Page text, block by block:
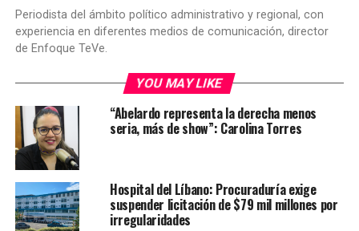
Periodista del ámbito político administrativo y regional, con
experiencia en diferentes medios de comunicación, director
de Enfoque TeVe.
YOU MAY LIKE
“Abelardo representa la derecha menos
seria, más de show”: Carolina Torres
Hospital del Líbano: Procuraduría exige
suspender licitación de $79 mil millones por
irregularidades